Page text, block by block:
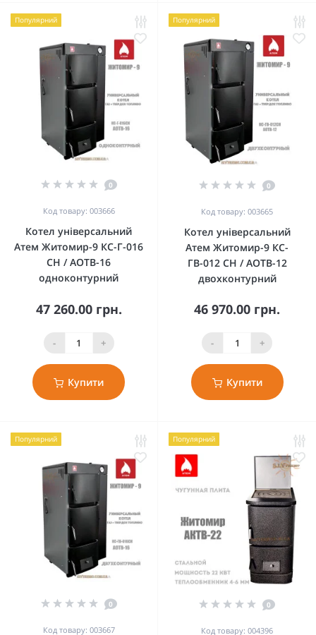
Популярний
0
Код товару: 003666
Котел універсальний
Атем Житомир-9 КС-Г-016
СН / АОТВ-16
одноконтурний
47 260.00 грн.
- +
Купити
Популярний
0
Код товару: 003665
Котел універсальний
Атем Житомир-9 КС-
ГВ-012 СН / АОТВ-12
двохконтурний
46 970.00 грн.
- +
Купити
Популярний
0
Код товару: 003667
Популярний
0
Код товару: 004396